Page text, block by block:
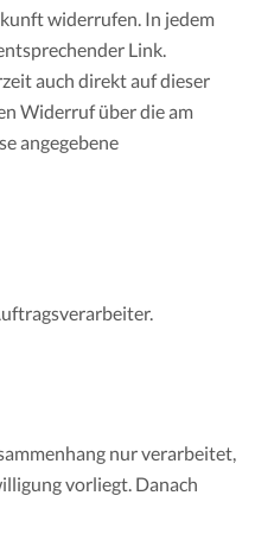
widerrufen. In jedem
Link.
auch direkt auf dieser
Widerruf über die am
angegebene
nur verarbeitet,
vorliegt. Danach